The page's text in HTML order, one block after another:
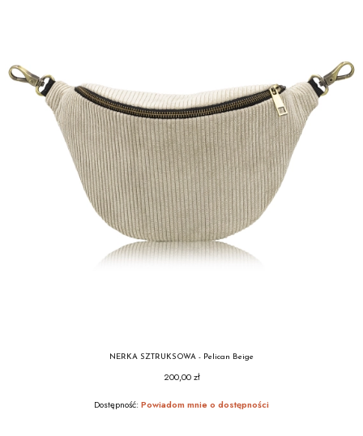
NERKA SZTRUKSOWA - Pelican Beige
Cena
200,00 zł
Dostępność: Powiadom mnie o dostępności